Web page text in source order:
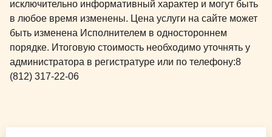
исключительно информативный характер и могут быть
в любое время изменены. Цена услуги на сайте может
быть изменена Исполнителем в одностороннем
порядке. Итоговую стоимость необходимо уточнять у
администратора в регистратуре или по телефону:8
(812) 317-22-06